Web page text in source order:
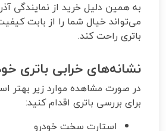
به همین دلیل خرید از نمایندگی
می‌تواند خیال شما را از بابت
باتری راحت کند.
نشانه‌های خرابی باتری
در صورت مشاهده موارد زیر بهتر
برای بررسی باتری اقدام کنید:
استارت سخت خودرو